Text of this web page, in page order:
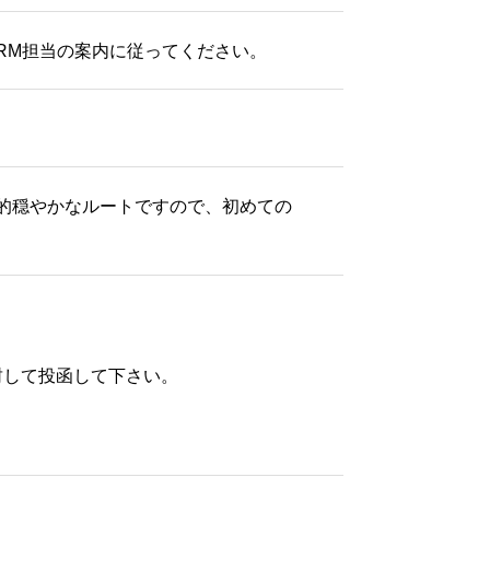
担当の案内に従ってください。
穏やかなルートですので、初めての
て投函して下さい。